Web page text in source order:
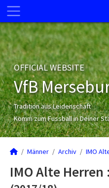
OFFICIAL WEBSITE
VfB
Tradition aus Leidenschaft
Komm zum Fussball in Deiner
Männer Archiv IMO
IMO Alte Herren :